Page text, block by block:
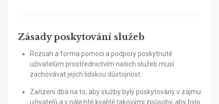
Zásady poskytování služeb
Rozsah a forma pomoci a podpory poskytnuté
uživatelům prostřednictvím našich služeb musí
zachovávat jejich lidskou důstojnost.
Zařízení dbá na to, aby služby byly poskytovány v zájmu
uživatelů a v náležité kvalitě takovými způsoby, aby bylo